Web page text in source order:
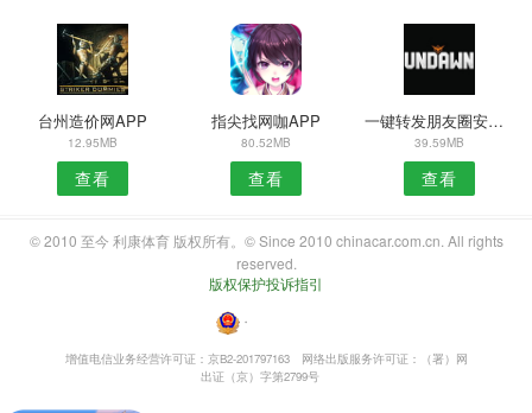
台州造价网APP
12.95MB
查看
指尖找网咖APP
80.52MB
查看
一键转发朋友圈安卓版
39.59MB
查看
© 2010 至今 利康体育 版权所有。© Since 2010 chinacar.com.cn. All rights
reserved.
版权保护投诉指引
・
增值电信业务经营许可证：京B2-201797163
网络出版服务许可证：（署）网
出证（京）字第2799号